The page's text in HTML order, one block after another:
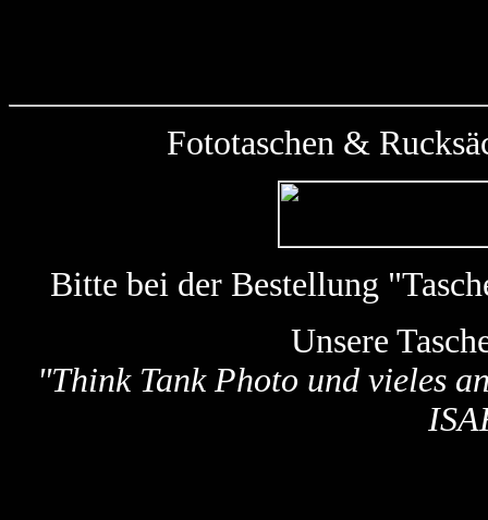
Fototaschen &
Bitte bei der Bestellung
Unsere
"Think Tank Photo und vieles